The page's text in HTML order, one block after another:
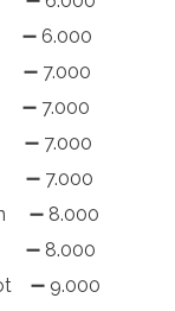
➖ 6.000
➖ 7.000
➖ 7.000
7.000
➖ 7.000
➖ 8.000
➖ 8.000
➖ 9.000